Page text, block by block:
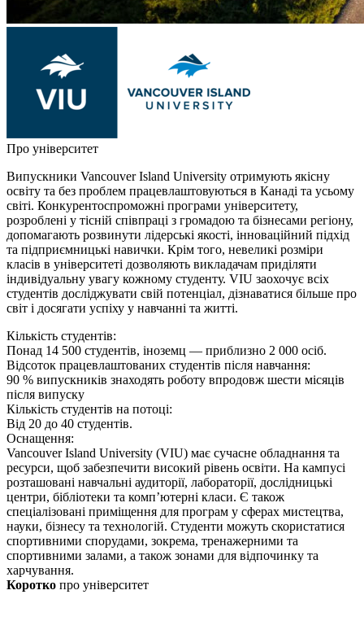
Про університет
Випускники Vancouver Island University отримують якісну
освіту та без проблем працевлаштовуються в Канаді та усьому
світі. Конкурентоспроможні програми університету,
розроблені у тісній співпраці з громадою та бізнесами регіону,
допомагають розвинути лідерські якості, інноваційний підхід
та підприємницькі навички. Крім того, невеликі розміри
класів в університеті дозволяють викладачам приділяти
індивідуальну увагу кожному студенту. VIU заохочує всіх
студентів досліджувати свій потенціал, дізнаватися більше про
світ і досягати успіху у навчанні та житті.
Кількість студентів:
Понад 14 500 студентів, іноземц — приблизно 2 000 осіб.
Відсоток працевлаштованих студентів після навчання:
90 % випускників знаходять роботу впродовж шести місяців
після випуску
Кількість студентів на потоці:
Від 20 до 40 студентів.
Оснащення:
Vancouver Island University (VIU) має сучасне обладнання та
ресурси, щоб забезпечити високий рівень освіти. На кампусі
розташовані навчальні аудиторії, лабораторії, дослідницькі
центри, бібліотеки та комп’ютерні класи. Є також
спеціалізовані приміщення для програм у сферах мистецтва,
науки, бізнесу та технологій. Студенти можуть скористатися
спортивними спорудами, зокрема, тренажерними та
спортивними залами, а також зонами для відпочинку та
харчування.
Коротко про університет